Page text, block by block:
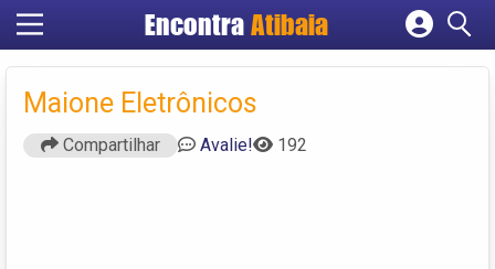
Encontra Atibaia
Cadastrar empresa
Criar conta
Maione Eletrônicos
Compartilhar Avalie! 192